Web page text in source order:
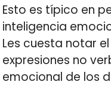
Esto es típico en
inteligencia
Les cuesta notar
expresiones no
emocional de los